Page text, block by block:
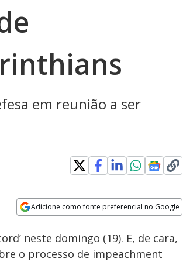
em reunião a ser
Adicione como fonte preferencial no Google
Velocidade
neste domingo (19). E, de cara,
o processo de impeachment